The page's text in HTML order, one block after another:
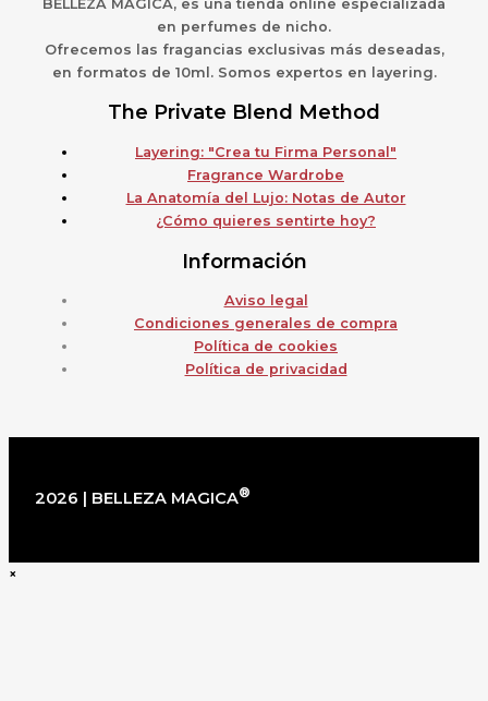
BELLEZA MÁGICA, es una tienda online especializada
en perfumes de nicho.
Ofrecemos las fragancias exclusivas más deseadas,
en formatos de 10ml. Somos expertos en layering.
The Private Blend Method
Layering: "Crea tu Firma Personal"
Fragrance Wardrobe
La Anatomía del Lujo: Notas de Autor
¿Cómo quieres sentirte hoy?
Información
Aviso legal
Condiciones generales de compra
Política de cookies
Política de privacidad
2026 | BELLEZA MAGICA®
×